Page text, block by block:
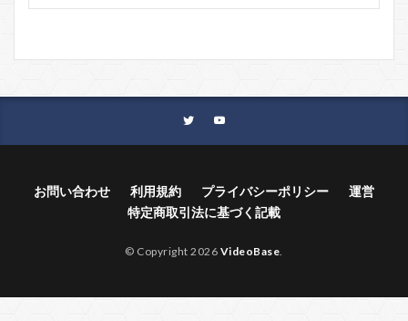
お問い合わせ 利用規約 プライバシーポリシー
運営
特定商取引法に基づく記載
© Copyright 2026 VideoBase.